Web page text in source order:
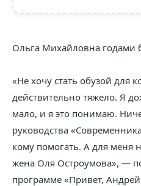
Ольга Михайловна годами
«Не хочу стать обузой для
действительно тяжело. Я
мало, и я это понимаю.
руководства
кому помогать. А для меня
жена Оля Остроумова», —
программе «Привет,